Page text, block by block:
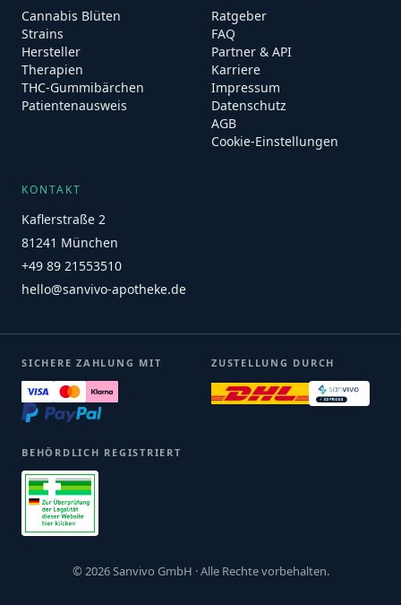
Cannabis Blüten
Strains
Hersteller
Therapien
THC-Gummibärchen
Patientenausweis
Ratgeber
FAQ
Partner & API
Karriere
Impressum
Datenschutz
AGB
Cookie-Einstellungen
KONTAKT
Kaflerstraße 2
81241 München
+49 89 21553510
hello@sanvivo-apotheke.de
SICHERE ZAHLUNG MIT ZUSTELLUNG DURCH
BEHÖRDLICH REGISTRIERT
© 2026 Sanvivo GmbH · Alle Rechte vorbehalten.